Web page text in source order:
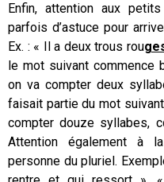
Enfin, attention aux
parfois d’astuce pour
Ex. : « Il a deux trous rou
le mot suivant commence
on va compter deux
faisait partie du mot
compter douze syllabes,
Attention également à
personne du pluriel.